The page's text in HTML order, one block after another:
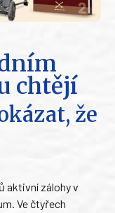
chtějí
že
aktivní zálohy v
Ve čtyřech